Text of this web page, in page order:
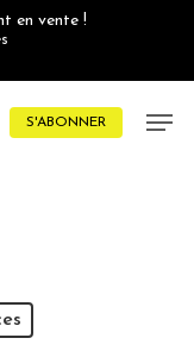
en vente !
S'ABONNER